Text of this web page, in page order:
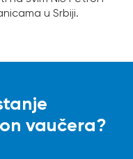
u Srbiji.
vaučera?